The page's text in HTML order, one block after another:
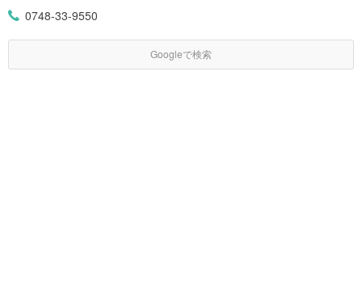
0748-33-9550
Googleで検索